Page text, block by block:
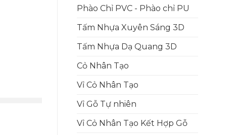
Phào Chỉ PVC - Phào chỉ PU
Tấm Nhựa Xuyên Sáng 3D
Tấm Nhựa Dạ Quang 3D
Cỏ Nhân Tạo
Vỉ Cỏ Nhân Tạo
Vỉ Gỗ Tự nhiên
Vỉ Cỏ Nhân Tạo Kết Hợp Gỗ